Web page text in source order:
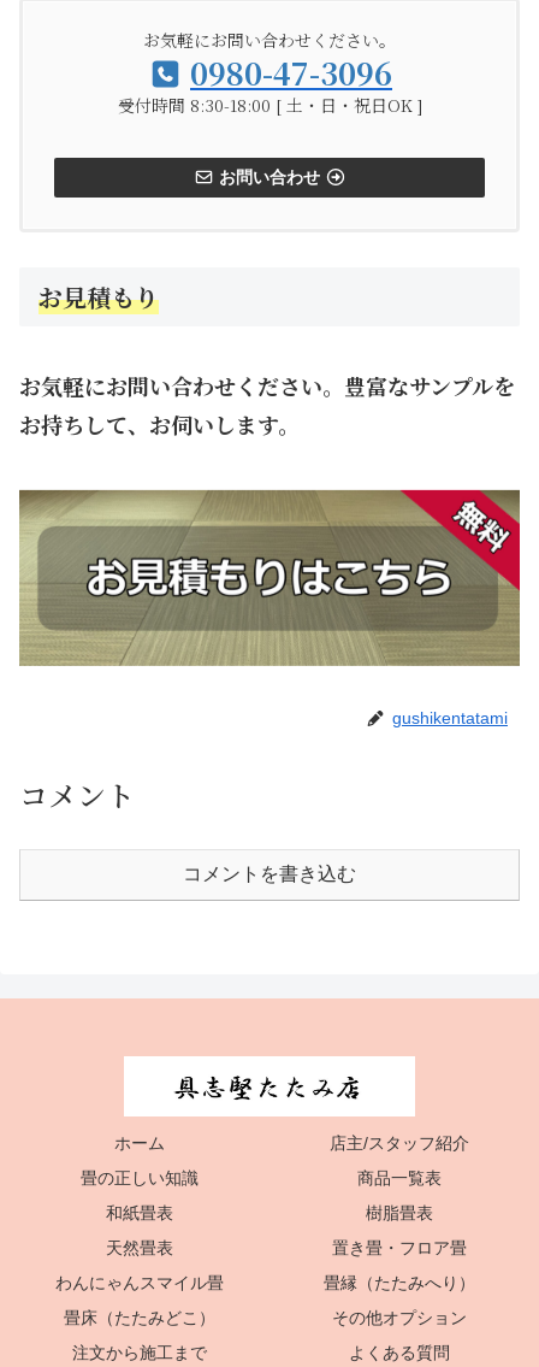
お気軽にお問い合わせください。
0980-47-3096
受付時間 8:30-18:00 [ 土・日・祝日OK ]
お問い合わせ
お見積もり
お気軽にお問い合わせください。豊富なサンプルを
お持ちして、お伺いします。
gushikentatami
コメント
コメントを書き込む
ホーム
店主/スタッフ紹介
畳の正しい知識
商品一覧表
和紙畳表
樹脂畳表
天然畳表
置き畳・フロア畳
わんにゃんスマイル畳
畳縁（たたみへり）
畳床（たたみどこ）
その他オプション
注文から施工まで
よくある質問